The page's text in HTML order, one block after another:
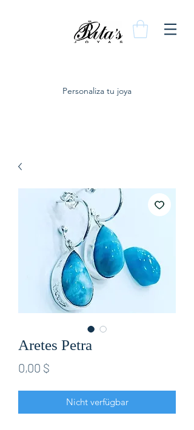
Personaliza tu joya
Aretes Petra
0,00 $
Nicht verfügbar